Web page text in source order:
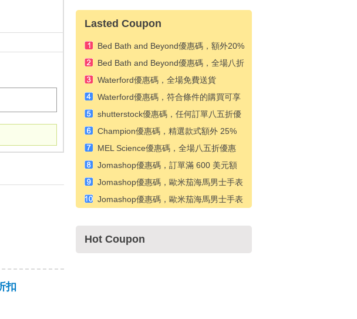
扣
Lasted Coupon
Bed Bath and Beyond優惠碼，額外20%
的訂單折扣
Bed Bath and Beyond優惠碼，全場八折
優惠
Waterford優惠碼，全場免費送貨
Waterford優惠碼，符合條件的購買可享
受 15 美元折扣
shutterstock優惠碼，任何訂單八五折優
惠
Champion優惠碼，精選款式額外 25%
折扣
MEL Science優惠碼，全場八五折優惠
Jomashop優惠碼，訂單滿 600 美元額
外優惠 20 美元
Jomashop優惠碼，歐米茄海馬男士手表
優惠 500 美元
Jomashop優惠碼，歐米茄海馬男士手表
Hot Coupon